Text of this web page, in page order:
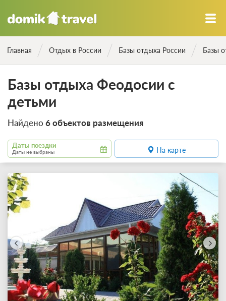
Главная Отдых в России Базы отдыха России Базы
Базы отдыха Феодосии с
детьми
Найдено 6 объектов размещения
Даты поездки
Даты не выбраны На карте